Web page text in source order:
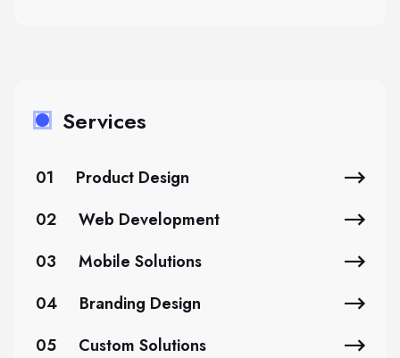
Services
01
Product Design
02
Web Development
03
Mobile Solutions
04
Branding Design
05
Custom Solutions